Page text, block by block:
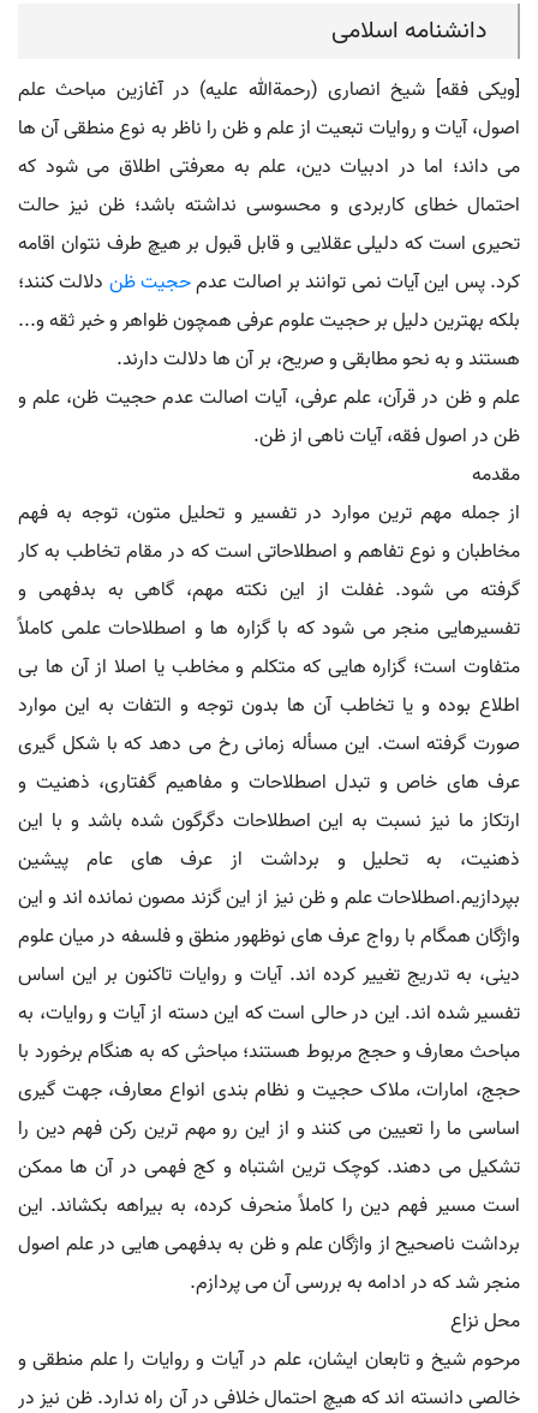
دانشنامه اسلامی
[ویکی فقه] شیخ انصاری (رحمةالله علیه) در آغازین مباحث علم
اصول، آیات و روایات تبعیت از علم و ظن را ناظر به نوع منطقی آن ها
می داند؛ اما در ادبیات دین، علم به معرفتی اطلاق می شود که
احتمال خطای کاربردی و محسوسی نداشته باشد؛ ظن نیز حالت
تحیری است که دلیلی عقلایی و قابل قبول بر هیچ طرف نتوان اقامه
کرد. پس این آیات نمی توانند بر اصالت عدمحجیت ظن دلالت کنند؛
بلکه بهترین دلیل بر حجیت علوم عرفی همچون ظواهر و خبر ثقه و...
هستند و به نحو مطابقی و صریح، بر آن ها دلالت دارند.
علم و ظن در قرآن، علم عرفی، آیات اصالت عدم حجیت ظن، علم و
ظن در اصول فقه، آیات ناهی از ظن.
مقدمه
از جمله مهم ترین موارد در تفسیر و تحلیل متون، توجه به فهم
مخاطبان و نوع تفاهم و اصطلاحاتی است که در مقام تخاطب به کار
گرفته می شود. غفلت از این نکته مهم، گاهی به بدفهمی و
تفسیرهایی منجر می شود که با گزاره ها و اصطلاحات علمی کاملاً
متفاوت است؛ گزاره هایی که متکلم و مخاطب یا اصلا از آن ها بی
اطلاع بوده و یا تخاطب آن ها بدون توجه و التفات به این موارد
صورت گرفته است. این مسأله زمانی رخ می دهد که با شکل گیری
عرف های خاص و تبدل اصطلاحات و مفاهیم گفتاری، ذهنیت و
ارتکاز ما نیز نسبت به این اصطلاحات دگرگون شده باشد و با این
ذهنیت، به تحلیل و برداشت از عرف های عام پیشین
بپردازیم.اصطلاحات علم و ظن نیز از این گزند مصون نمانده اند و این
واژگان همگام با رواج عرف های نوظهور منطق و فلسفه در میان علوم
دینی، به تدریج تغییر کرده اند. آیات و روایات تاکنون بر این اساس
تفسیر شده اند. این در حالی است که این دسته از آیات و روایات، به
مباحث معارف و حجج مربوط هستند؛ مباحثی که به هنگام برخورد با
حجج، امارات، ملاک حجیت و نظام بندی انواع معارف، جهت گیری
اساسی ما را تعیین می کنند و از این رو مهم ترین رکن فهم دین را
تشکیل می دهند. کوچک ترین اشتباه و کج فهمی در آن ها ممکن
است مسیر فهم دین را کاملاً منحرف کرده، به بیراهه بکشاند. این
برداشت ناصحیح از واژگان علم و ظن به بدفهمی هایی در علم اصول
منجر شد که در ادامه به بررسی آن می پردازم.
محل نزاع
مرحوم شیخ و تابعان ایشان، علم در آیات و روایات را علم منطقی و
خالصی دانسته اند که هیچ احتمال خلافی در آن راه ندارد. ظن نیز در